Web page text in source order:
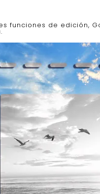
funciones de edición,